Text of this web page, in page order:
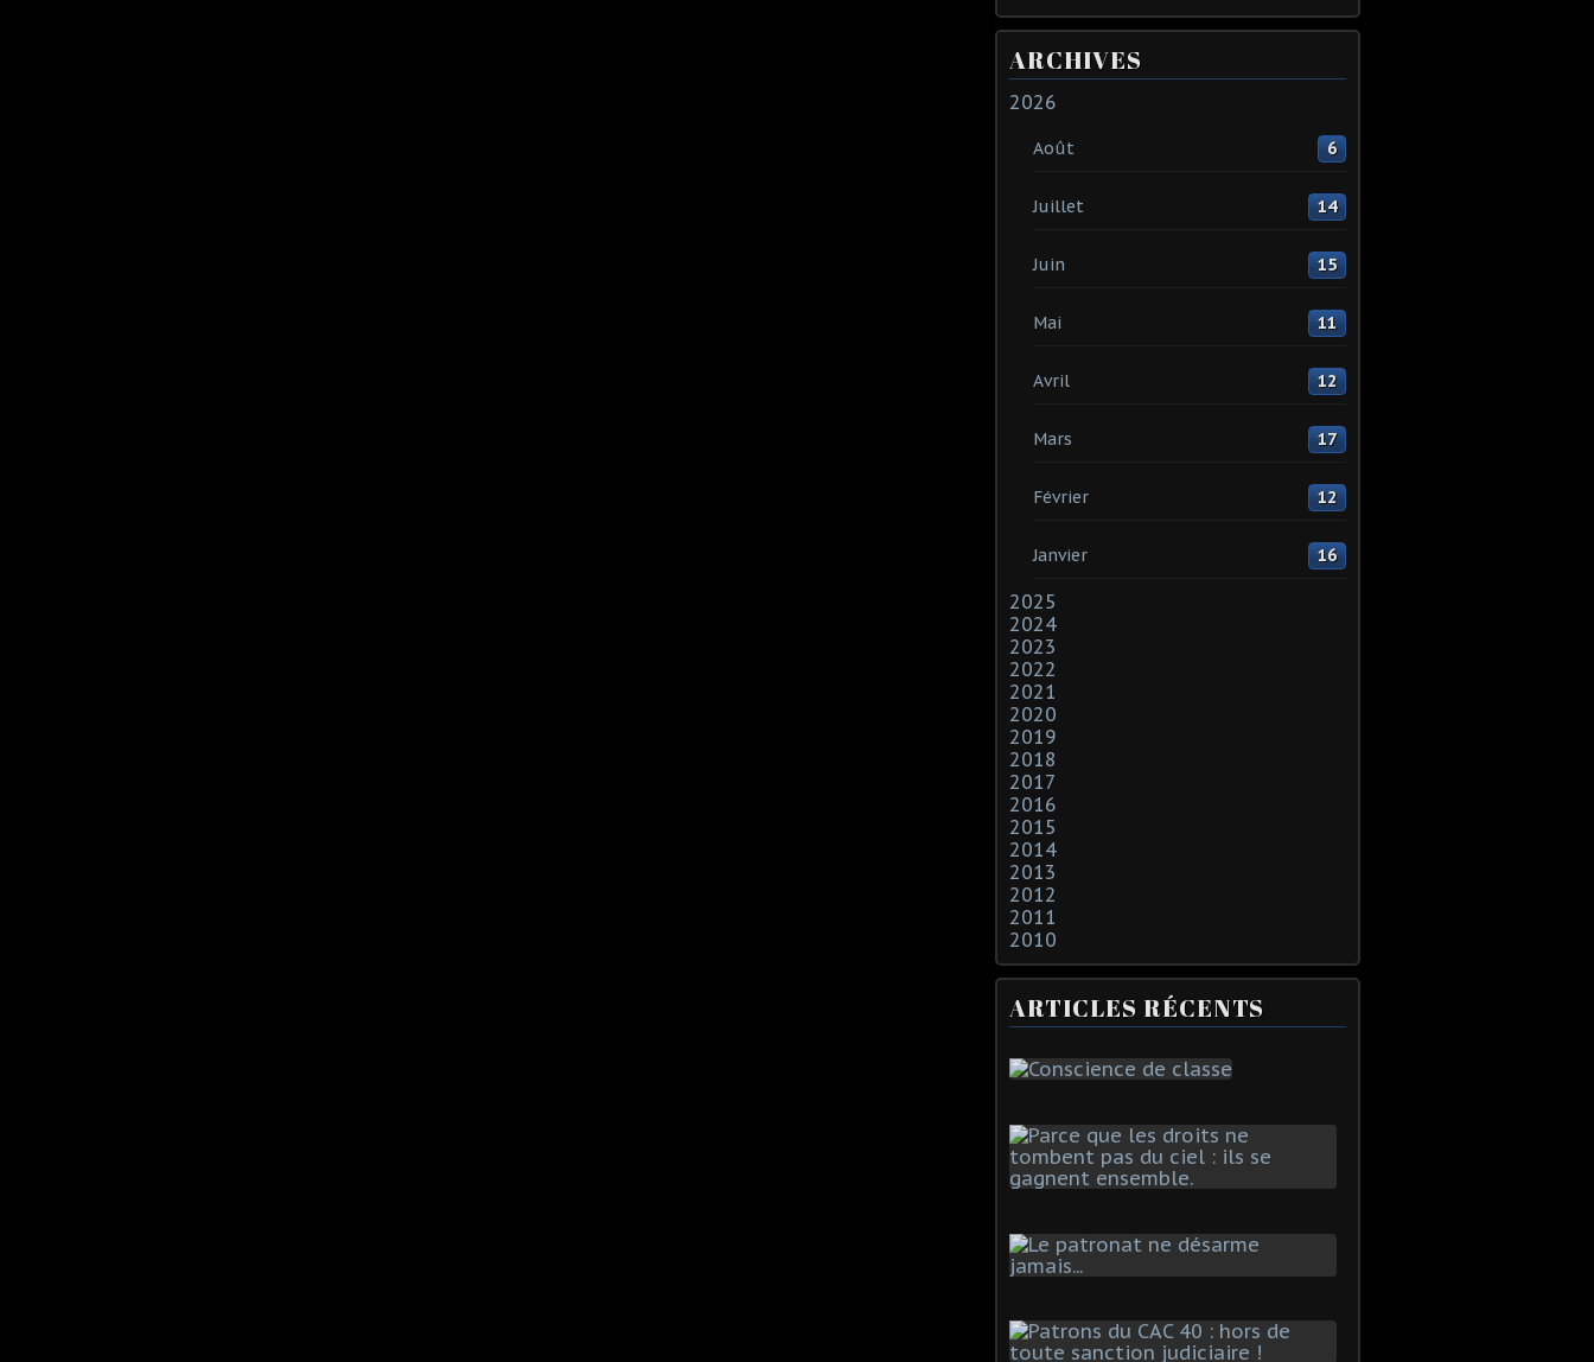
ARCHIVES
2026
Août 6
Juillet 14
Juin 15
Mai 11
Avril 12
Mars 17
Février 12
Janvier 16
2025
2024
2023
2022
2021
2020
2019
2018
2017
2016
2015
2014
2013
2012
2011
2010
ARTICLES RÉCENTS